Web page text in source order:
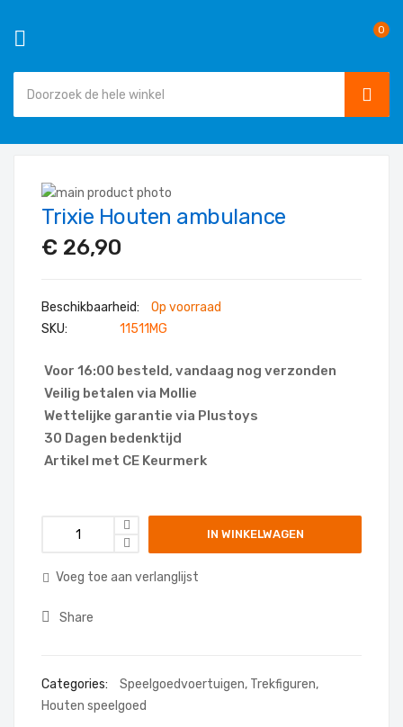
0
Ga
naar
einde
de
afbeeldingen-
Ga
het
van
de
gallerij
Trixie Houten ambulance
€ 26,90
Op voorraad
SKU
11511MG
Voor 16:00 besteld, vandaag nog verzonden
Veilig betalen via Mollie
Wettelijke garantie via Plustoys
30 Dagen bedenktijd
Artikel met CE Keurmerk
IN WINKELWAGEN
Voeg toe aan verlanglijst
Share
Categories: Speelgoedvoertuigen, Trekfiguren,
Houten speelgoed